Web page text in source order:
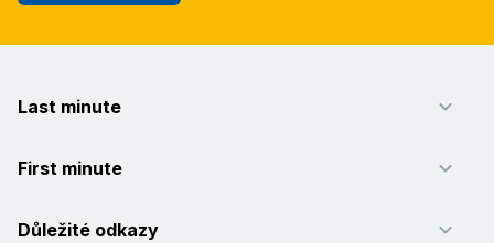
Last minute
First minute
Důležité odkazy